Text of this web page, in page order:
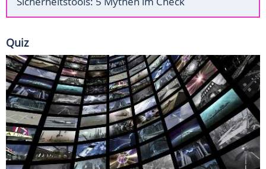
Quiz